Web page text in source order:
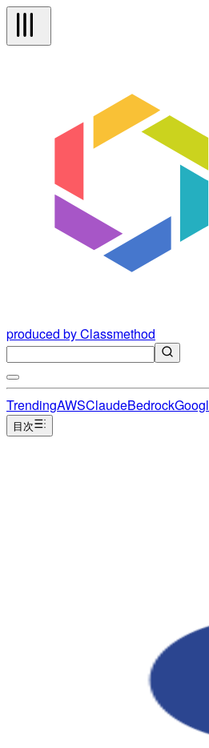
produced by Classmethod
TrendingAWSClaudeBedrock
目次